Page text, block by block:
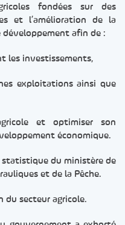
fondées sur des
et l’amélioration de la
développement afin de :
les investissements,
exploitations ainsi que
et optimiser son
économique.
statistique du ministère de
et de la Pêche.
du secteur agricole.